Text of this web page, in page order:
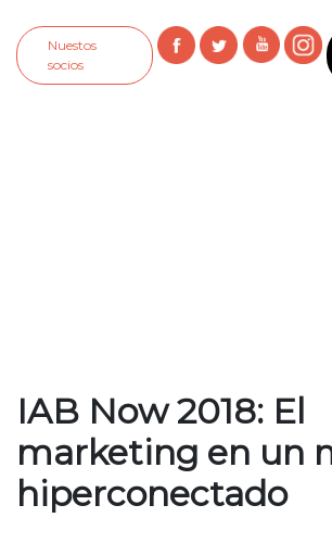
Nuestos
socios
IAB Now 2018: El
marketing en un
hiperconectado